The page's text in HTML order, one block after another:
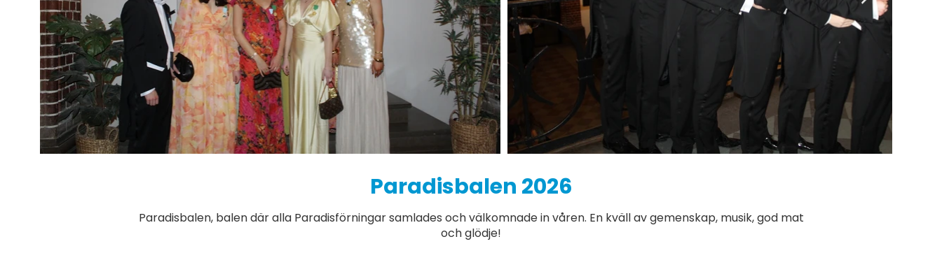
Paradisbalen 2026
Paradisbalen, balen där alla Paradisförningar samlades och välkomnade in våren. En kväll av gemenskap, musik, god mat
och glödje!